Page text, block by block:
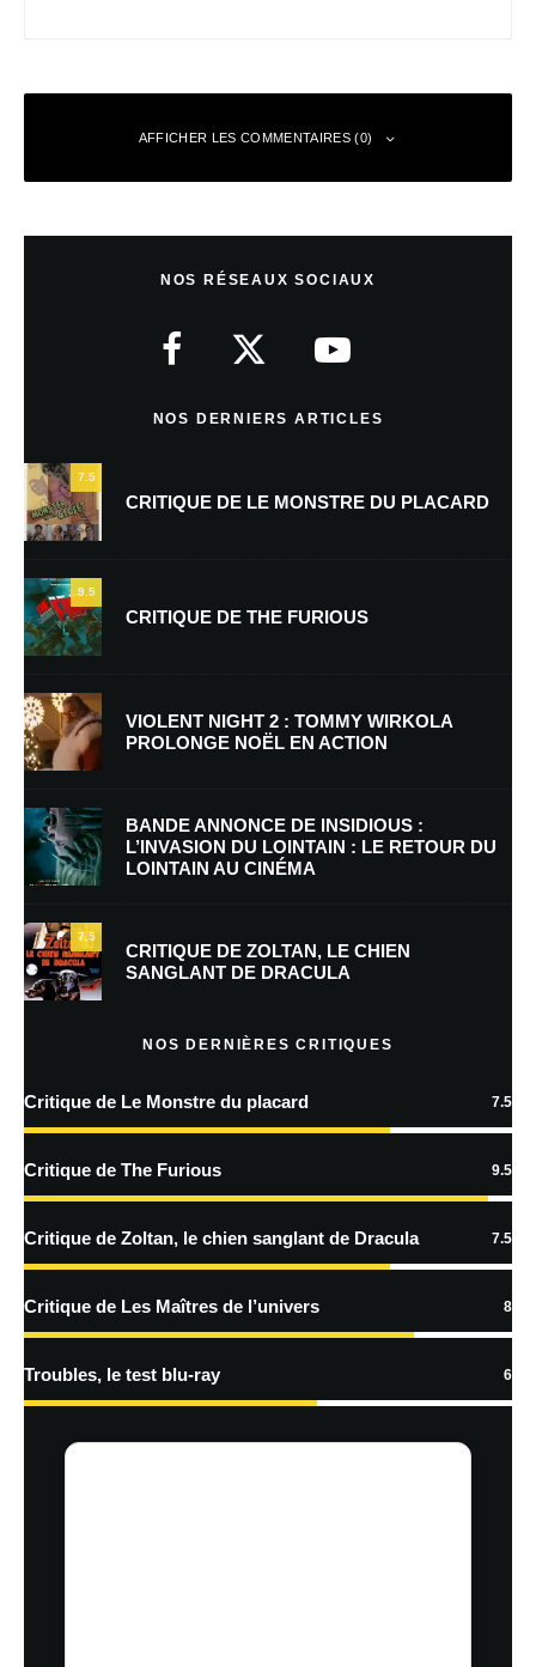
AFFICHER LES COMMENTAIRES (0)
Nom*
E-mail *
Enregistrer mon nom, mon e-mail et mon site dans le navigateur pour
mon prochain commentaire.
Prévenez-moi de tous les nouveaux commentaires par e-mail.
Prévenez-moi de tous les nouveaux articles par e-mail.
En savoir
traitées
NOS RÉSEAUX SOCIAUX
NOS DERNIERS ARTICLES
7.5
CRITIQUE DE LE MONSTRE DU PLACARD
9.5
CRITIQUE DE THE FURIOUS
VIOLENT NIGHT 2 : TOMMY WIRKOLA
PROLONGE NOËL EN ACTION
BANDE ANNONCE DE INSIDIOUS :
L’INVASION DU LOINTAIN : LE RETOUR DU
LOINTAIN AU CINÉMA
7.5
CRITIQUE DE ZOLTAN, LE CHIEN
SANGLANT DE DRACULA
NOS DERNIÈRES CRITIQUES
Critique de Le Monstre du placard 7.5
Critique de The Furious 9.5
Critique de Zoltan, le chien sanglant de Dracula 7.5
Critique de Les Maîtres de l’univers 8
Troubles, le test blu-ray 6